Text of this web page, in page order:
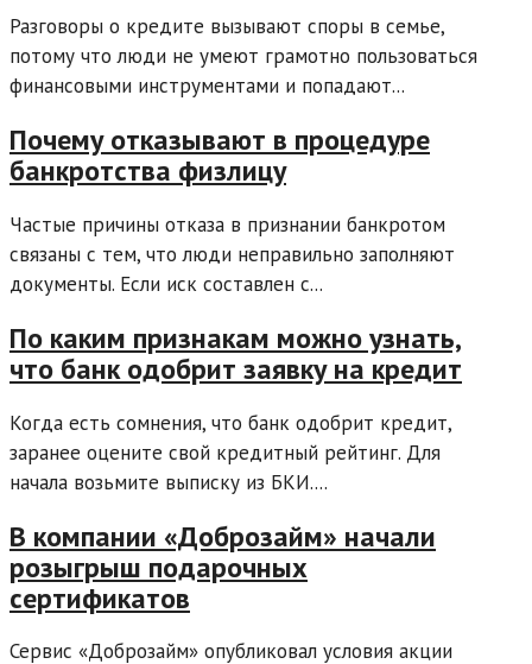
Разговоры о кредите вызывают споры в семье,
потому что люди не умеют грамотно пользоваться
финансовыми инструментами и попадают...
Почему отказывают в процедуре
банкротства физлицу
Частые причины отказа в признании банкротом
связаны с тем, что люди неправильно заполняют
документы. Если иск составлен с...
По каким признакам можно узнать,
что банк одобрит заявку на кредит
Когда есть сомнения, что банк одобрит кредит,
заранее оцените свой кредитный рейтинг. Для
начала возьмите выписку из БКИ....
В компании «Доброзайм» начали
розыгрыш подарочных
сертификатов
Сервис «Доброзайм» опубликовал условия акции